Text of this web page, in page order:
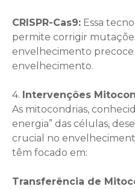
CRISPR-Cas9: Essa
permite corrigir
envelhecimento precoce
envelhecimento.
4. Intervenções
As mitocondrias,
energia” das células,
crucial no
têm focado em:
Transferência de